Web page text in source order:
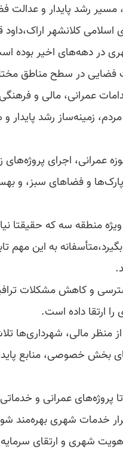
رشد پایدار و عدالت
کلانشهر
در دهه‌های اخیر بوده
فضایی در سطح مناطق
عمرانی، مالی و
مردم، زمینه‌ساز رشد
عمرانی، اجرای
و فضاهای سبز، و
منطقه سه که حقیقتا
به این مهم
و کاهش مشکلات
ارتقا داده است.
منظر مالی، شهرداری‌ها
خصوصی، منابع پایدار
عمرانی و
خدمات شهری بهره‌مند
شهری و ارتقای سرمایه